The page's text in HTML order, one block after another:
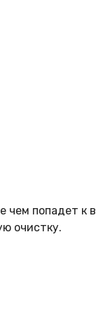
чем попадет к
очистку.